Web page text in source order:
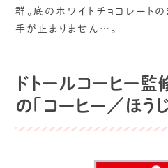
群。底のホワイトチョコレート
手が止まりません…。
ドトールコーヒー監
の「コーヒー／ほう